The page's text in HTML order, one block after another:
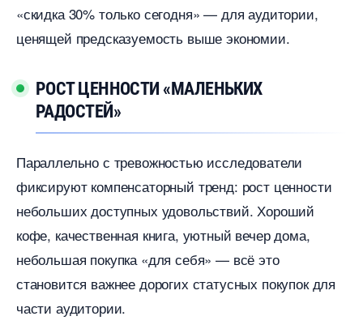
«скидка 30% только сегодня» — для аудитории,
ценящей предсказуемость выше экономии.
РОСТ ЦЕННОСТИ «МАЛЕНЬКИХ
РАДОСТЕЙ»
Параллельно с тревожностью исследователи
фиксируют компенсаторный тренд: рост ценности
небольших доступных удовольствий. Хороший
кофе, качественная книга, уютный вечер дома,
небольшая покупка «для себя» — всё это
становится важнее дорогих статусных покупок для
части аудитории.